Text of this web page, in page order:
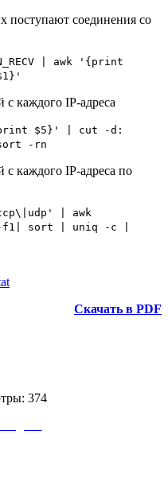
поступают соединения со
| awk '{print
с каждого IP-адреса
$5}' | cut -d:
-rn
с каждого IP-адреса по
| awk
sort | uniq -c |
Скачать в PDF
374